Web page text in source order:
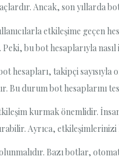
Ancak, son yıllarda
etkileşime geçen
Peki, bu bot hesaplarıyla
hesapları, takipçi
Bu durum bot hesaplarını
kurmak önemlidir.
Ayrıca,
Bazı botlar,